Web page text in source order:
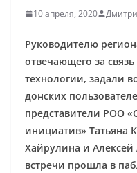
10 апреля, 2020
Руководителю
отвечающего за
технологии, задали
донских
представители РОО
инициатив» Татьяна
Хайрулина и Алексей
встречи прошла в